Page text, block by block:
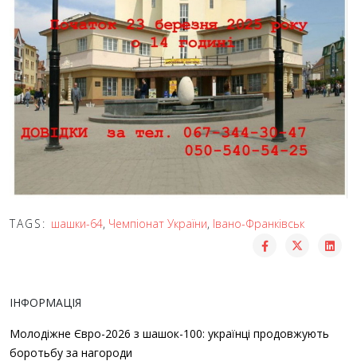
TAGS: шашки-64, Чемпіонат України, Івано-Франківськ
ІНФОРМАЦІЯ
Молодіжне Євро-2026 з шашок-100: українці продовжують
боротьбу за нагороди